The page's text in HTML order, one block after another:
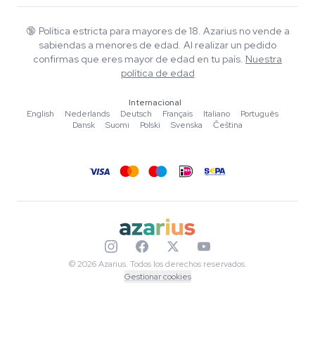
Preguntas frecuentes
Política de privacidad
Wiki
Blog
Música
Herramientas y Calculadoras
🔞 Política estricta para mayores de 18. Azarius no vende a
sabiendas a menores de edad. Al realizar un pedido
confirmas que eres mayor de edad en tu país. Nuestra
política de edad
Internacional
English
·Nederlands ·Deutsch ·Français ·Italiano ·Português
·
Dansk
·Suomi ·Polski ·Svenska ·Čeština
© 2026 Azarius. Todos los derechos reservados.
Gestionar cookies